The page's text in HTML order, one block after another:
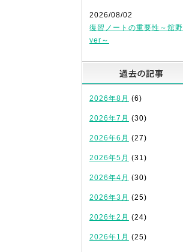
2026/08/02
復習ノートの重要性～舘野
ver～
2026年8月 (6)
2026年7月 (30)
2026年6月 (27)
2026年5月 (31)
2026年4月 (30)
2026年3月 (25)
2026年2月 (24)
2026年1月 (25)